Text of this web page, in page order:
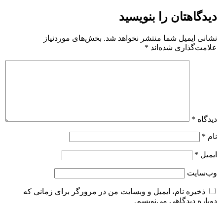
دیدگاهتان را بنویسید
نشانی ایمیل شما منتشر نخواهد شد. بخش‌های موردنیاز
علامت‌گذاری شده‌اند *
دیدگاه *
نام *
ایمیل *
وب‌سایت
ذخیره نام، ایمیل و وبسایت من در مرورگر برای زمانی که
دوباره دیدگاهی می‌نویسم.